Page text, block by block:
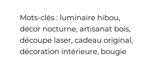
Mots-clés : luminaire hibou,
décor nocturne, artisanat bois,
découpe laser, cadeau original,
décoration intérieure, bougie